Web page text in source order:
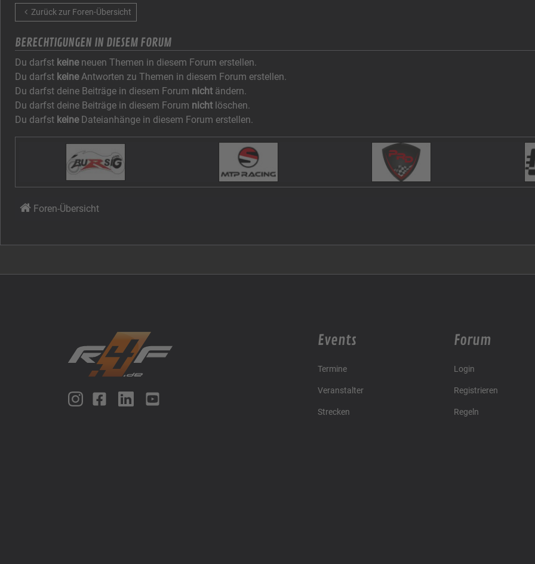
Zurück zur Foren-Übersicht
BERECHTIGUNGEN IN DIESEM FORUM
Du darfst keineneuen Themen in diesem Forum erstellen.
Du darfst keineAntworten zu Themen in diesem Forum erstellen.
Du darfst deine Beiträge in diesem Forum nicht ändern.
Du darfst deine Beiträge in diesem Forum nicht löschen.
Du darfst keineDateianhänge in diesem Forum erstellen.
Foren-Übersicht
Events
Termine
Veranstalter
Strecken
Forum
Login
Registrieren
Regeln